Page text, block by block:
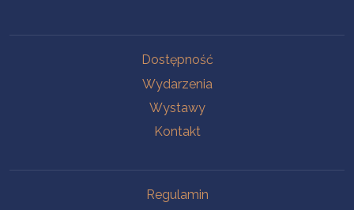
Dostępność
Wydarzenia
Wystawy
Kontakt
Regulamin